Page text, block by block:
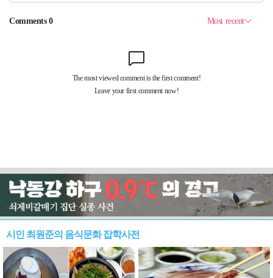
시인 최원준의 음식문화 잡학사전